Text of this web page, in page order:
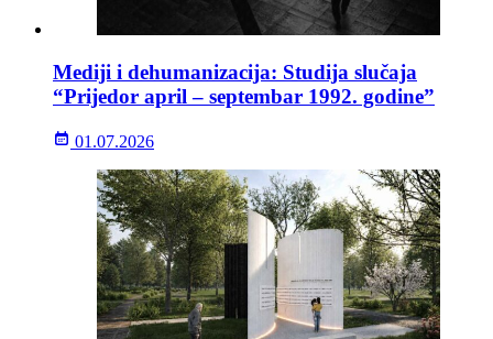
Mediji i dehumanizacija: Studija slučaja
“Prijedor april – septembar 1992. godine”
01.07.2026